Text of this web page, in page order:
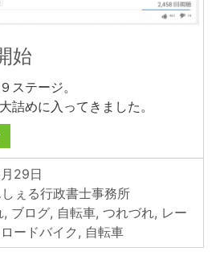
始
ステージ。
詰めに入ってきました。
29日
ぇる行政書士事務所
, ブログ, 自転車, つれづれ, レー
ロードバイク , 自転車